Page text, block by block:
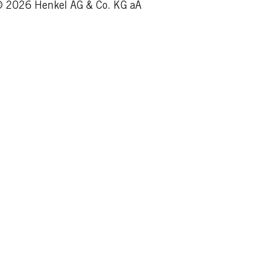
2026 Henkel AG & Co. KG aA